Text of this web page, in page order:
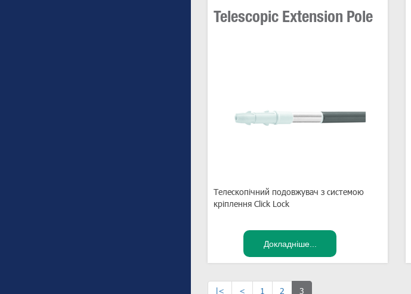
Telescopic Extension Pole
Телескопічний подовжувач з системою
кріплення Click Lock
|< < 1 2 3